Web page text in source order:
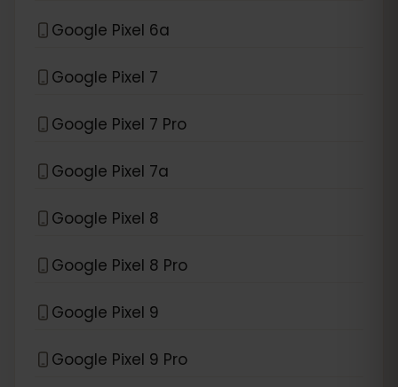
Google Pixel 6a
Google Pixel 7
Google Pixel 7 Pro
Google Pixel 7a
Google Pixel 8
Google Pixel 8 Pro
Google Pixel 9
Google Pixel 9 Pro